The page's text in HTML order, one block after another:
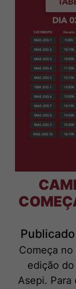
Começa
edição
Asepi. Para